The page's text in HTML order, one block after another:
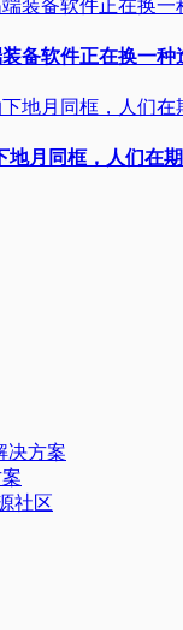
备软件正在换一种
地月同框，人们在
决方案
社区